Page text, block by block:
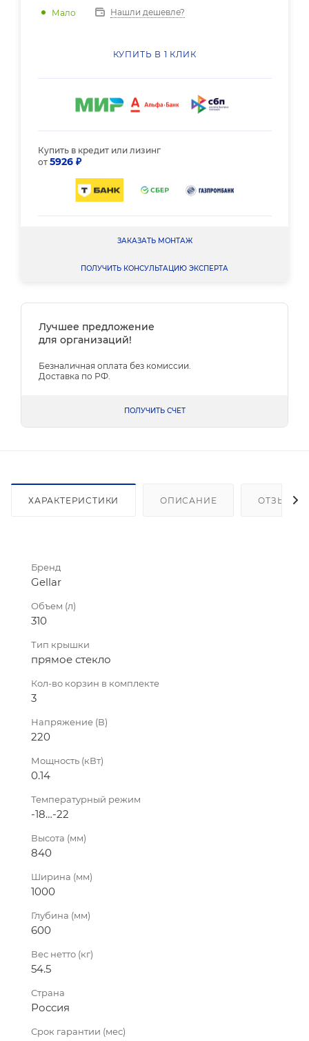
Мало Нашли дешевле?
КУПИТЬ В 1 КЛИК
Купить в кредит или лизинг
от 5926 ₽
ЗАКАЗАТЬ МОНТАЖ
ПОЛУЧИТЬ КОНСУЛЬТАЦИЮ ЭКСПЕРТА
Лучшее предложение
для организаций!
Безналичная оплата без комиссии.
Доставка по РФ.
ПОЛУЧИТЬ СЧЕТ
ХАРАКТЕРИСТИКИ ОПИСАНИЕ ОТЗЫВЫ
Бренд
Gellar
Объем (л)
310
Тип крышки
прямое стекло
Кол-во корзин в комплекте
3
Напряжение (В)
220
Мощность (кВт)
0.14
Температурный режим
-18…-22
Высота (мм)
840
Ширина (мм)
1000
Глубина (мм)
600
Вес нетто (кг)
54.5
Страна
Россия
Срок гарантии (мес)